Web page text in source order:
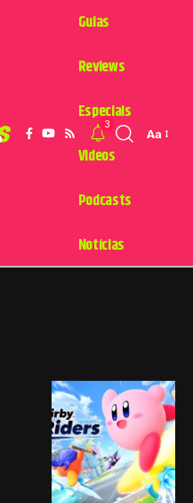
Guias
Reviews
Especiais
Videos
Podcasts
Notícias
3
Aa